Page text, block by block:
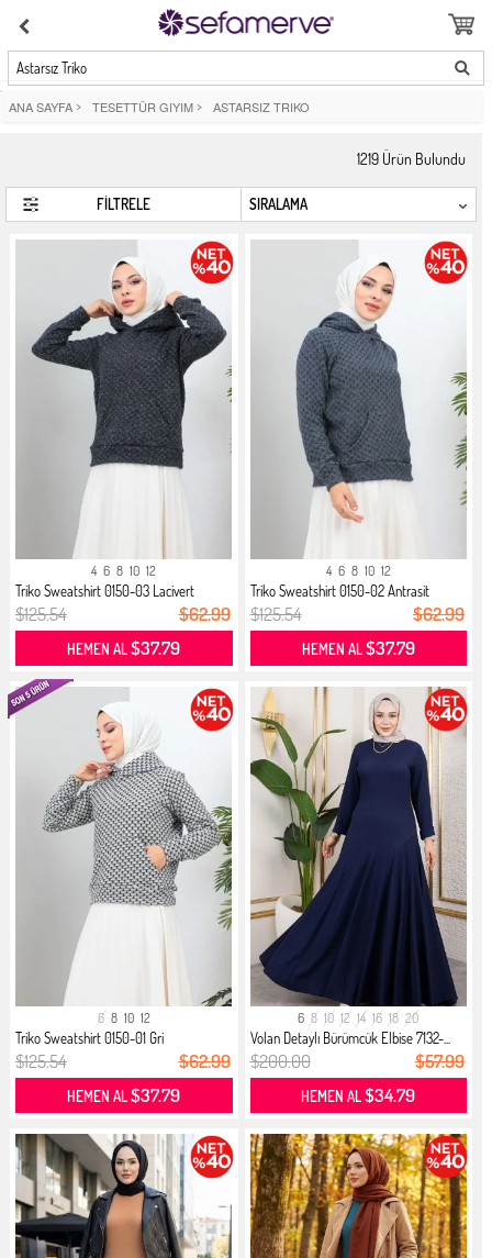
Astarsız Triko
ANA SAYFA > TESETTÜR GIYIM > ASTARSIZ TRIKO
1219 Ürün Bulundu
FİLTRELE
4 6 8 10 12
Triko Sweatshirt 0150-03 Lacivert
$125.54 $62.99
HEMEN AL$37.79
4 6 8 10 12
Triko Sweatshirt 0150-02 Antrasit
$125.54 $62.99
HEMEN AL$37.79
6 8 10 12
Triko Sweatshirt 0150-01 Gri
$125.54 $62.99
HEMEN AL$37.79
6 8 10 12 14 16 18 20
Volan Detaylı Bürümcük Elbise 7132-...
$200.00 $57.99
HEMEN AL$34.79